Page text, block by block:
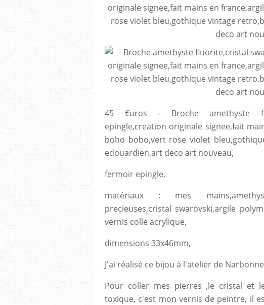
45 €uros - Broche amethyste
epingle,creation originale signee,fait
boho bobo,vert rose violet
edouardien,art deco art nouveau,
fermoir epingle,
matériaux : mes
precieuses,cristal swarovski,argile
vernis colle acrylique,
dimensions 33x46mm,
J'ai réalisé ce bijou à l'atelier de
Pour coller mes pierres ,le cristal et
toxique, c'est mon vernis de peintre, il